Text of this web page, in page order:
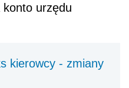
konto urzędu
kierowcy - zmiany